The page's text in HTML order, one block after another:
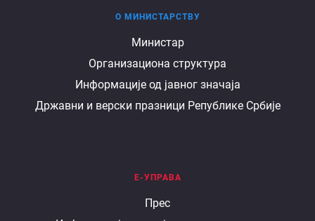
министарству
О МИНИСТАРСТВУ
Министар
Организациона структура
Информације од јавног значаја
Државни и верски празници Републике Србије
Е-УПРАВА
Прес